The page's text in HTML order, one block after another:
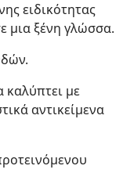
ειδικότητας
μια ξένη γλώσσα.
με
αντικείμενα